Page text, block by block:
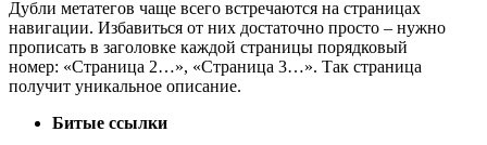
Дубли метатегов чаще всего встречаются на страницах
навигации. Избавиться от них достаточно просто – нужно
прописать в заголовке каждой страницы порядковый
номер: «Страница 2…», «Страница 3…». Так страница
получит уникальное описание.
Битые ссылки